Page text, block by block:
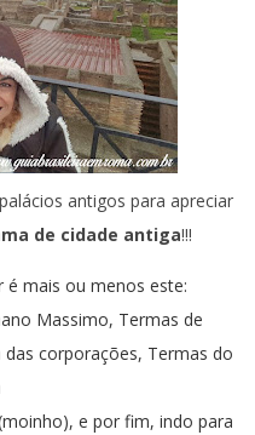
antigos para apreciar
de cidade antiga!!!
mais ou menos este:
Massimo, Termas de
das corporações, Termas do
e por fim, indo para